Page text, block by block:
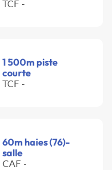
TCF -
1 500m piste
courte
TCF -
60m haies (76)-
salle
CAF -